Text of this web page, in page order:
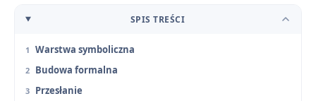
SPIS TREŚCI
Warstwa symboliczna
Budowa formalna
Przesłanie